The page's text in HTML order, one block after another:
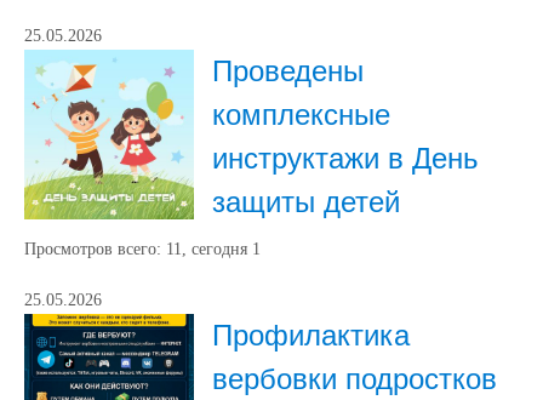
25.05.2026
Проведены
комплексные
инструктажи в День
защиты детей
Просмотров всего: 11, сегодня 1
25.05.2026
Профилактика
вербовки подростков